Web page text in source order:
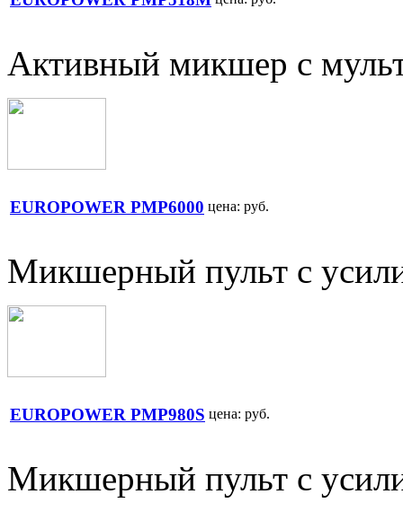
Активный микшер с
EUROPOWER PMP6000 цена: руб.
Микшерный пульт с
EUROPOWER PMP980S цена: руб.
Микшерный пульт с